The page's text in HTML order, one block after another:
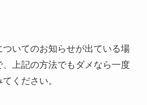
いてのお知らせが出ている場
上記の方法でもダメなら一度
てください。